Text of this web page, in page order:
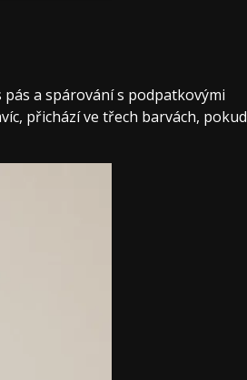
a spárování s podpatkovými
přichází ve třech barvách, pokud